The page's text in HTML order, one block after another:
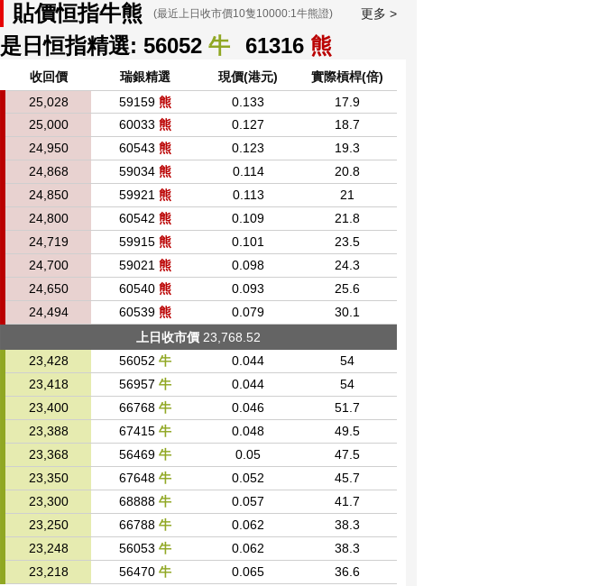
貼價恒指牛熊 (最近上日收市價10隻10000:1牛熊證) 更多 >
是日恒指精選: 56052 牛 61316 熊
收回價 瑞銀精選 現價(港元)
實際槓桿(倍)
25,028
59159 熊 0.133
17.9
25,000
60033 熊 0.127
18.7
24,950
60543 熊 0.123
19.3
24,868
59034 熊 0.114
20.8
24,850
59921 熊 0.113
21
24,800
60542 熊 0.109
21.8
24,719
59915 熊 0.101
23.5
24,700
59021 熊 0.098
24.3
24,650
60540 熊 0.093
25.6
24,494
60539 熊 0.079
30.1
上日收市價 23,768.52
23,428
56052 牛 0.044
54
23,418
56957 牛 0.044
54
23,400
66768 牛 0.046
51.7
23,388
67415 牛 0.048
49.5
23,368
56469 牛 0.05
47.5
23,350
67648 牛 0.052
45.7
23,300
68888 牛 0.057
41.7
23,250
66788 牛 0.062
38.3
23,248
56053 牛 0.062
38.3
23,218
56470 牛 0.065 36.6